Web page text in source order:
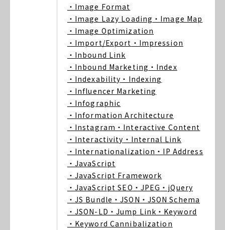
・Image Format
・Image Lazy Loading ・Image Map
・Image Optimization
・Import/Export ・Impression
・Inbound Link
・Inbound Marketing ・Index
・Indexability ・Indexing
・Influencer Marketing
・Infographic
・Information Architecture
・Instagram ・Interactive Content
・Interactivity ・Internal Link
・Internationalization ・IP Address
・JavaScript
・JavaScript Framework
・JavaScript SEO ・JPEG ・jQuery
・JS Bundle ・JSON ・JSON Schema
・JSON-LD ・Jump Link ・Keyword
・Keyword Cannibalization